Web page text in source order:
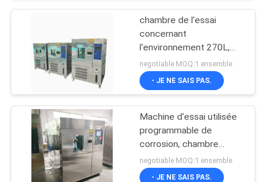
chambre de l'essai
concernant
l'environnement 270L,
chambre de jet de sel
pour l'essai de corrosion
negotiable MOQ:1 ensemble
- JE NE SAIS PAS.
Machine d'essai utilisée
programmable de
corrosion, chambre
d'essai à l'embrun salin
d'AC220V
negotiable MOQ:1 ensemble
- JE NE SAIS PAS.